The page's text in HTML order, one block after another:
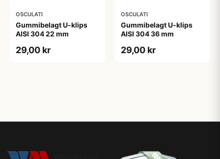
OSCULATI
Gummibelagt U-klips
AISI 304 22 mm
29,00 kr
OSCULATI
Gummibelagt U-klips
AISI 304 36 mm
29,00 kr